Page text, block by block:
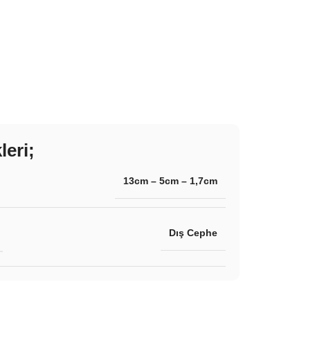
13cm – 5cm – 1,7cm
Dış Cephe